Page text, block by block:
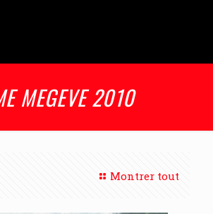
MEGEVE 2010
Montrer tout